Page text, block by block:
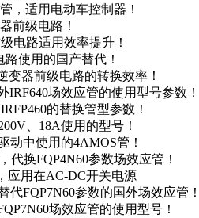
，适用电动车控制器！
前级电路！
电路适用效率提升！
使用的国产替代！
变器前级电路的转换效率！
场效应管的使用型号参数！
的替换管型参数！
、18A使用的型号！
动中使用的4AMOS管！
代换FQP4N60参数场效应管！
应用在AC-DC开关电源
FQP7N60参数的国外场效应管！
场效应管的使用型号！